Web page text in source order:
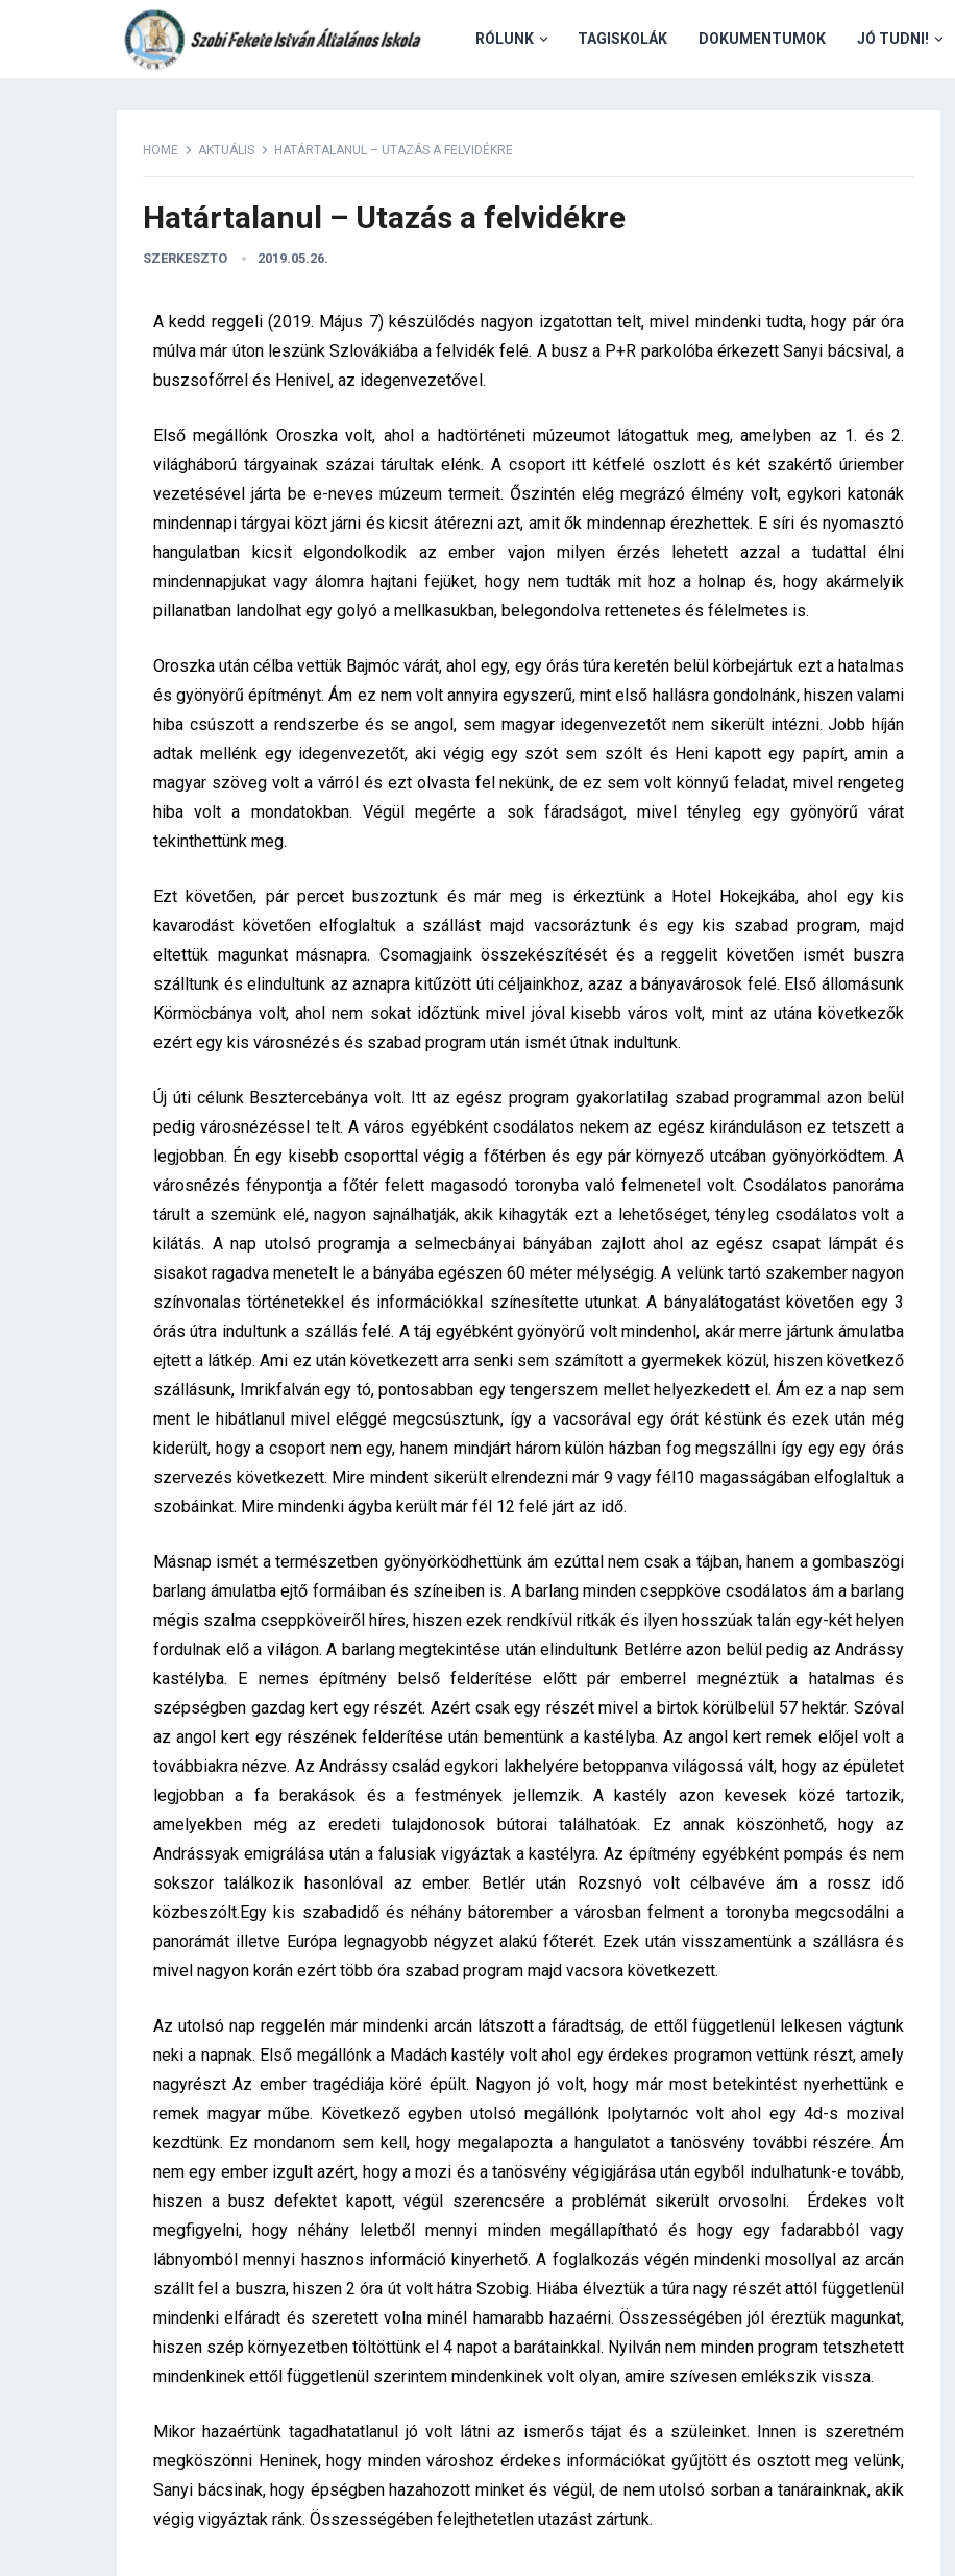
RÓLUNK TAGISKOLÁK DOKUMENTUMOK JÓ TUDNI!
HOME AKTUÁLIS HATÁRTALANUL – UTAZÁS A FELVIDÉKRE
Határtalanul – Utazás a felvidékre
SZERKESZTO 2019.05.26.
A kedd reggeli (2019. Május 7) készülődés nagyon izgatottan telt, mivel mindenki tudta, hogy pár óra
múlva már úton leszünk Szlovákiába a felvidék felé. A busz a P+R parkolóba érkezett Sanyi bácsival, a
buszsofőrrel és Henivel, az idegenvezetővel.
Első megállónk Oroszka volt, ahol a hadtörténeti múzeumot látogattuk meg, amelyben az 1. és 2.
világháború tárgyainak százai tárultak elénk. A csoport itt kétfelé oszlott és két szakértő úriember
vezetésével járta be e-neves múzeum termeit. Őszintén elég megrázó élmény volt, egykori katonák
mindennapi tárgyai közt járni és kicsit átérezni azt, amit ők mindennap érezhettek. E síri és nyomasztó
hangulatban kicsit elgondolkodik az ember vajon milyen érzés lehetett azzal a tudattal élni
mindennapjukat vagy álomra hajtani fejüket, hogy nem tudták mit hoz a holnap és, hogy akármelyik
pillanatban landolhat egy golyó a mellkasukban, belegondolva rettenetes és félelmetes is.
Oroszka után célba vettük Bajmóc várát, ahol egy, egy órás túra keretén belül körbejártuk ezt a hatalmas
és gyönyörű építményt. Ám ez nem volt annyira egyszerű, mint első hallásra gondolnánk, hiszen valami
hiba csúszott a rendszerbe és se angol, sem magyar idegenvezetőt nem sikerült intézni. Jobb híján
adtak mellénk egy idegenvezetőt, aki végig egy szót sem szólt és Heni kapott egy papírt, amin a
magyar szöveg volt a várról és ezt olvasta fel nekünk, de ez sem volt könnyű feladat, mivel rengeteg
hiba volt a mondatokban. Végül megérte a sok fáradságot, mivel tényleg egy gyönyörű várat
tekinthettünk meg.
Ezt követően, pár percet buszoztunk és már meg is érkeztünk a Hotel Hokejkába, ahol egy kis
kavarodást követően elfoglaltuk a szállást majd vacsoráztunk és egy kis szabad program, majd
eltettük magunkat másnapra. Csomagjaink összekészítését és a reggelit követően ismét buszra
szálltunk és elindultunk az aznapra kitűzött úti céljainkhoz, azaz a bányavárosok felé. Első állomásunk
Körmöcbánya volt, ahol nem sokat időztünk mivel jóval kisebb város volt, mint az utána következők
ezért egy kis városnézés és szabad program után ismét útnak indultunk.
Új úti célunk Besztercebánya volt. Itt az egész program gyakorlatilag szabad programmal azon belül
pedig városnézéssel telt. A város egyébként csodálatos nekem az egész kiránduláson ez tetszett a
legjobban. Én egy kisebb csoporttal végig a főtérben és egy pár környező utcában gyönyörködtem. A
városnézés fénypontja a főtér felett magasodó toronyba való felmenetel volt. Csodálatos panoráma
tárult a szemünk elé, nagyon sajnálhatják, akik kihagyták ezt a lehetőséget, tényleg csodálatos volt a
kilátás. A nap utolsó programja a selmecbányai bányában zajlott ahol az egész csapat lámpát és
sisakot ragadva menetelt le a bányába egészen 60 méter mélységig. A velünk tartó szakember nagyon
színvonalas történetekkel és információkkal színesítette utunkat. A bányalátogatást követően egy 3
órás útra indultunk a szállás felé. A táj egyébként gyönyörű volt mindenhol, akár merre jártunk ámulatba
ejtett a látkép. Ami ez után következett arra senki sem számított a gyermekek közül, hiszen következő
szállásunk, Imrikfalván egy tó, pontosabban egy tengerszem mellet helyezkedett el. Ám ez a nap sem
ment le hibátlanul mivel eléggé megcsúsztunk, így a vacsorával egy órát késtünk és ezek után még
kiderült, hogy a csoport nem egy, hanem mindjárt három külön házban fog megszállni így egy egy órás
szervezés következett. Mire mindent sikerült elrendezni már 9 vagy fél10 magasságában elfoglaltuk a
szobáinkat. Mire mindenki ágyba került már fél 12 felé járt az idő.
Másnap ismét a természetben gyönyörködhettünk ám ezúttal nem csak a tájban, hanem a gombaszögi
barlang ámulatba ejtő formáiban és színeiben is. A barlang minden cseppköve csodálatos ám a barlang
mégis szalma cseppköveiről híres, hiszen ezek rendkívül ritkák és ilyen hosszúak talán egy-két helyen
fordulnak elő a világon. A barlang megtekintése után elindultunk Betlérre azon belül pedig az Andrássy
kastélyba. E nemes építmény belső felderítése előtt pár emberrel megnéztük a hatalmas és
szépségben gazdag kert egy részét. Azért csak egy részét mivel a birtok körülbelül 57 hektár. Szóval
az angol kert egy részének felderítése után bementünk a kastélyba. Az angol kert remek előjel volt a
továbbiakra nézve. Az Andrássy család egykori lakhelyére betoppanva világossá vált, hogy az épületet
legjobban a fa berakások és a festmények jellemzik. A kastély azon kevesek közé tartozik,
amelyekben még az eredeti tulajdonosok bútorai találhatóak. Ez annak köszönhető, hogy az
Andrássyak emigrálása után a falusiak vigyáztak a kastélyra. Az építmény egyébként pompás és nem
sokszor találkozik hasonlóval az ember. Betlér után Rozsnyó volt célbavéve ám a rossz idő
közbeszólt.Egy kis szabadidő és néhány bátorember a városban felment a toronyba megcsodálni a
panorámát illetve Európa legnagyobb négyzet alakú főterét. Ezek után visszamentünk a szállásra és
mivel nagyon korán ezért több óra szabad program majd vacsora következett.
Az utolsó nap reggelén már mindenki arcán látszott a fáradtság, de ettől függetlenül lelkesen vágtunk
neki a napnak. Első megállónk a Madách kastély volt ahol egy érdekes programon vettünk részt, amely
nagyrészt Az ember tragédiája köré épült. Nagyon jó volt, hogy már most betekintést nyerhettünk e
remek magyar műbe. Következő egyben utolsó megállónk Ipolytarnóc volt ahol egy 4d-s mozival
kezdtünk. Ez mondanom sem kell, hogy megalapozta a hangulatot a tanösvény további részére. Ám
nem egy ember izgult azért, hogy a mozi és a tanösvény végigjárása után egyből indulhatunk-e tovább,
hiszen a busz defektet kapott, végül szerencsére a problémát sikerült orvosolni. Érdekes volt
megfigyelni, hogy néhány leletből mennyi minden megállapítható és hogy egy fadarabból vagy
lábnyomból mennyi hasznos információ kinyerhető. A foglalkozás végén mindenki mosollyal az arcán
szállt fel a buszra, hiszen 2 óra út volt hátra Szobig. Hiába élveztük a túra nagy részét attól függetlenül
mindenki elfáradt és szeretett volna minél hamarabb hazaérni. Összességében jól éreztük magunkat,
hiszen szép környezetben töltöttünk el 4 napot a barátainkkal. Nyilván nem minden program tetszhetett
mindenkinek ettől függetlenül szerintem mindenkinek volt olyan, amire szívesen emlékszik vissza.
Mikor hazaértünk tagadhatatlanul jó volt látni az ismerős tájat és a szüleinket. Innen is szeretném
megköszönni Heninek, hogy minden városhoz érdekes információkat gyűjtött és osztott meg velünk,
Sanyi bácsinak, hogy épségben hazahozott minket és végül, de nem utolsó sorban a tanárainknak, akik
végig vigyáztak ránk. Összességében felejthetetlen utazást zártunk.